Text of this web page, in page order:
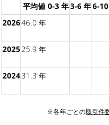
平均値 0-3 年3-6 年6-
202646.0 年
2025 25.9 年
202431.3 年
※各年ごとの取引件